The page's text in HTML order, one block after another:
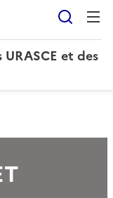
et des